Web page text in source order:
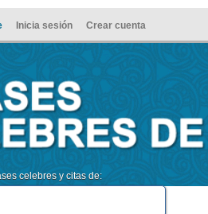
Inicia sesión Crear cuenta
celebres y citas de: